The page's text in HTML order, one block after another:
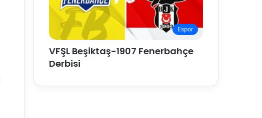
Espor
VFŞL Beşiktaş-1907 Fenerbahçe
Derbisi